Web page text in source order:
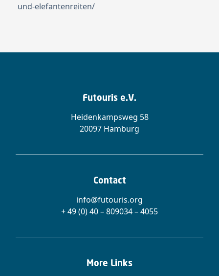
und-elefantenreiten/
Futouris e.V.
Heidenkampsweg 58
20097 Hamburg
Contact
info@futouris.org
+ 49 (0) 40 – 809034 – 4055
More Links